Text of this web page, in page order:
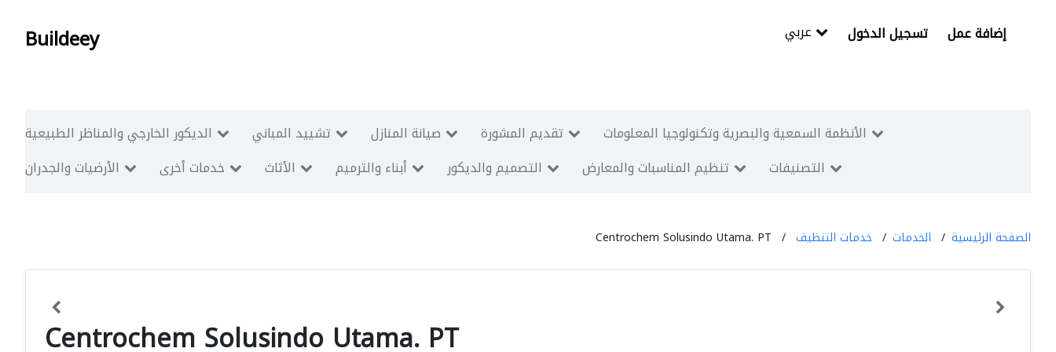
Buildeey تسجيل الدخول إضافة عمل
الديكور الخارجي والمناظر الطبيعية تشييد المباني صيانة المنازل تقديم المشورة
الأنظمة السمعية والبصرية وتكنولوجيا المعلومات
الأرضيات والجدران
خدمات أخرى الأثاث أبناء والترميم التصميم والديكور تنظيم المناسبات والمعارض التصنيفات
الصفحة الرئيسية الخدمات خدمات التنظيف Centrochem Solusindo Utama. PT
Centrochem Solusindo Utama. PT